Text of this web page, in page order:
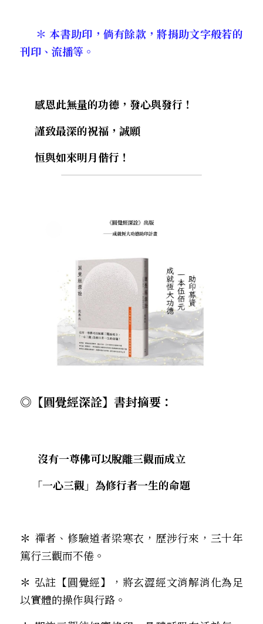
刊印、流播等。
     感恩此無量的功德，發心與發行！
     謹致最深的祝福，誠願
     恒與如來明月偕行！
◎【圓覺經深詮】書封摘要：
      沒有一尊佛可以脫離三觀而成立
    「
一心三觀」為修行者一生的命題
＊ 禪者、修驗道者梁寒衣，歷涉行來， 三十年
篤行三觀而不倦。
＊ 弘註【圓覺經】，將玄澀經文消解消化為足
以實體的操作與行路。